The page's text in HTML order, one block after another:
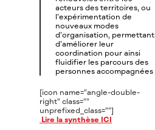
acteurs des territoires, ou
l’expérimentation de
nouveaux modes
d’organisation, permettant
d’améliorer leur
coordination pour ainsi
fluidifier les parcours des
personnes accompagnées
[icon name=”angle-double-
right” class=””
unprefixed_class=””]
Lire la synthèse ICI